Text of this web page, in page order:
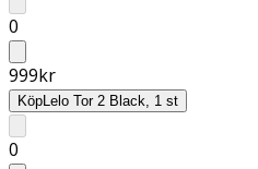
0
999kr
KöpLelo Tor 2 Black, 1 st
0